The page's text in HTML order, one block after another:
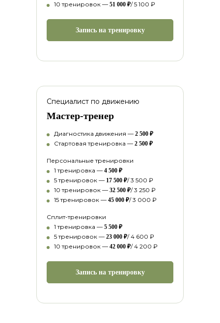
10 тренировок — 51 000 ₽/ 5 100 ₽
Запись на тренировку
Специалист по движению
Мастер-тренер
Диагностика движения — 2 500 ₽
Стартовая тренировка — 2 500 ₽
Персональные тренировки
1 тренировка — 4 500 ₽
5 тренировок — 17 500 ₽/ 3 500 ₽
10 тренировок — 32 500 ₽/ 3 250 ₽
15 тренировок — 45 000 ₽/ 3 000 ₽
Сплит-тренировки
1 тренировка — 5 500 ₽
5 тренировок — 23 000 ₽/ 4 600 ₽
10 тренировок — 42 000 ₽/ 4 200 ₽
Запись на тренировку